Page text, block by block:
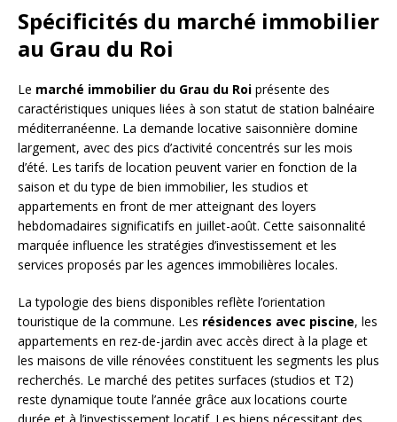
Spécificités du marché immobilier
au Grau du Roi
Le marché immobilier du Grau du Roi présente des
caractéristiques uniques liées à son statut de station balnéaire
méditerranéenne. La demande locative saisonnière domine
largement, avec des pics d’activité concentrés sur les mois
d’été. Les tarifs de location peuvent varier en fonction de la
saison et du type de bien immobilier, les studios et
appartements en front de mer atteignant des loyers
hebdomadaires significatifs en juillet-août. Cette saisonnalité
marquée influence les stratégies d’investissement et les
services proposés par les agences immobilières locales.
La typologie des biens disponibles reflète l’orientation
touristique de la commune. Les résidences avec piscine, les
appartements en rez-de-jardin avec accès direct à la plage et
les maisons de ville rénovées constituent les segments les plus
recherchés. Le marché des petites surfaces (studios et T2)
reste dynamique toute l’année grâce aux locations courte